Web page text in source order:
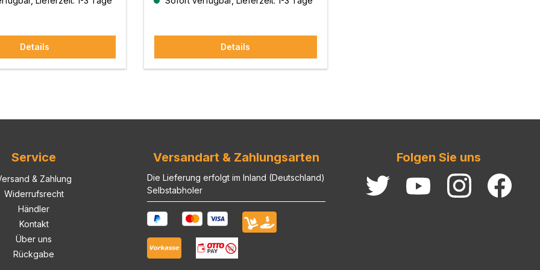
Details Details
Service
& Zahlung
Widerrufsrecht
Händler
Kontakt
Über uns
Rückgabe
Versandart & Zahlungsarten
Die Lieferung erfolgt im Inland (Deutschland)
Selbstabholer
Folgen Sie uns